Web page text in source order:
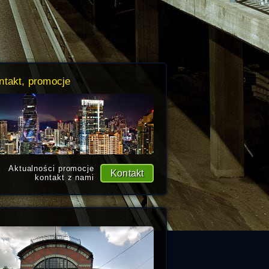
promocje
Kontakt
Aktualności promocje
kontakt z nami